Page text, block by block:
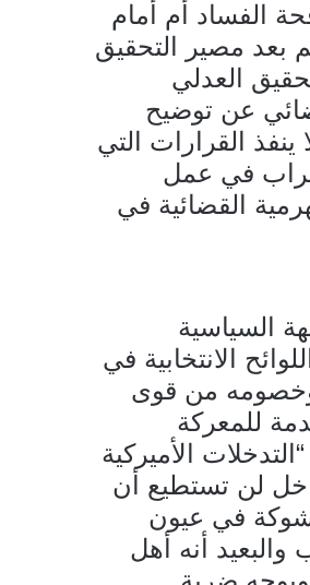
الفساد أم أمام
بعد مصير التحقيق
العدلي
عن توضيح
ينفذ القرارات التي
في عمل
القضائية في
السياسية
الانتخابية في
وخصومه من قوى
للمعركة
الأميركية
لن تستطيع أن
شوكة في عيون
أنه أهل